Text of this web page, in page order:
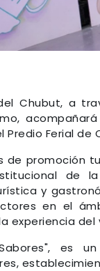
Chubut, a
Predio Ferial
de promoción
de
y
en el
experiencia del
es